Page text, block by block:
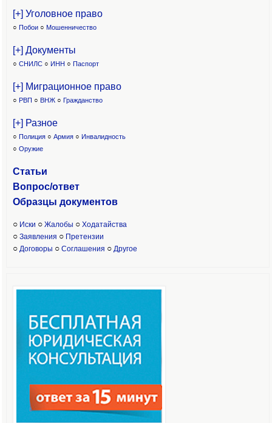
[+] Уголовное право
○ Побои ○ Мошенничество
[+] Документы
○ СНИЛС ○ ИНН ○ Паспорт
[+] Миграционное право
○ РВП ○ ВНЖ ○ Гражданство
[+] Разное
○ Полиция ○ Армия ○ Инвалидность
○ Оружие
Статьи
Вопрос/ответ
Образцы документов
○ Иски ○ Жалобы ○ Ходатайства
○ Заявления ○ Претензии
○ Договоры ○ Соглашения ○ Другое